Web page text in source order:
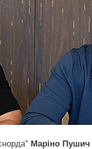
Маріно Пушич